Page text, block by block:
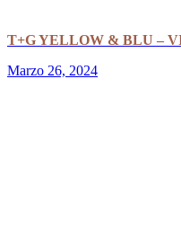
T+G YELLOW & BLU –
Marzo 26, 2024